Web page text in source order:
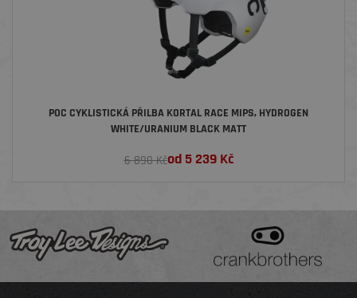
POC CYKLISTICKÁ PŘILBA KORTAL RACE MIPS, HYDROGEN
WHITE/URANIUM BLACK MATT
6 890 Kčod 5 239Kč